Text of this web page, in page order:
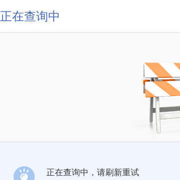
正在查询中
正在查询中，请刷新重试